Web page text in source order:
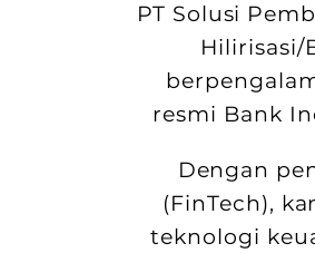
PT Solusi
Hilirisasi/
resmi Bank
Dengan
(FinTech),
teknologi